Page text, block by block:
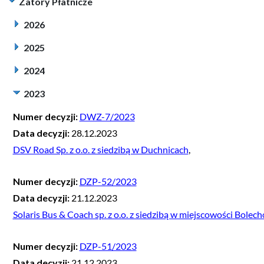
2026
2025
2024
2023
Numer decyzji: DWZ-7/2023
Data decyzji: 28.12.2023
DSV Road Sp. z o.o. z siedzibą w Duchnicach,
Numer decyzji: DZP-52/2023
Data decyzji: 21.12.2023
Solaris Bus & Coach sp. z o.o. z siedzibą w miejscowości
Numer decyzji: DZP-51/2023